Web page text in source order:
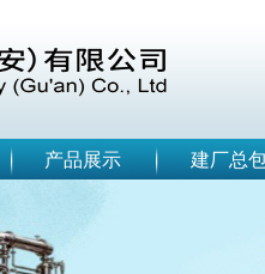
产品展示 建厂总